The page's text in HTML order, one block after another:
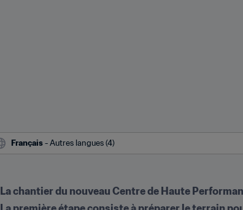
Français - Autres langues (4)
La chantier du nouveau Centre de Haute